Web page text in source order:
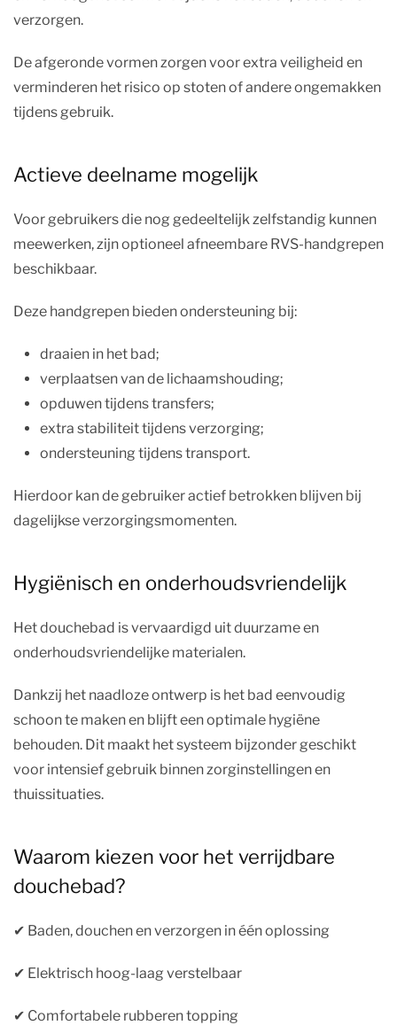
verzorgen.
De afgeronde vormen zorgen voor extra veiligheid en
verminderen het risico op stoten of andere ongemakken
tijdens gebruik.
Actieve deelname mogelijk
Voor gebruikers die nog gedeeltelijk zelfstandig kunnen
meewerken, zijn optioneel afneembare RVS-handgrepen
beschikbaar.
Deze handgrepen bieden ondersteuning bij:
draaien in het bad;
verplaatsen van de lichaamshouding;
opduwen tijdens transfers;
extra stabiliteit tijdens verzorging;
ondersteuning tijdens transport.
Hierdoor kan de gebruiker actief betrokken blijven bij
dagelijkse verzorgingsmomenten.
Hygiënisch en onderhoudsvriendelijk
Het douchebad is vervaardigd uit duurzame en
onderhoudsvriendelijke materialen.
Dankzij het naadloze ontwerp is het bad eenvoudig
schoon te maken en blijft een optimale hygiëne
behouden. Dit maakt het systeem bijzonder geschikt
voor intensief gebruik binnen zorginstellingen en
thuissituaties.
Waarom kiezen voor het verrijdbare
douchebad?
✔︎ Baden, douchen en verzorgen in één oplossing
✔︎ Elektrisch hoog-laag verstelbaar
✔︎ Comfortabele rubberen topping